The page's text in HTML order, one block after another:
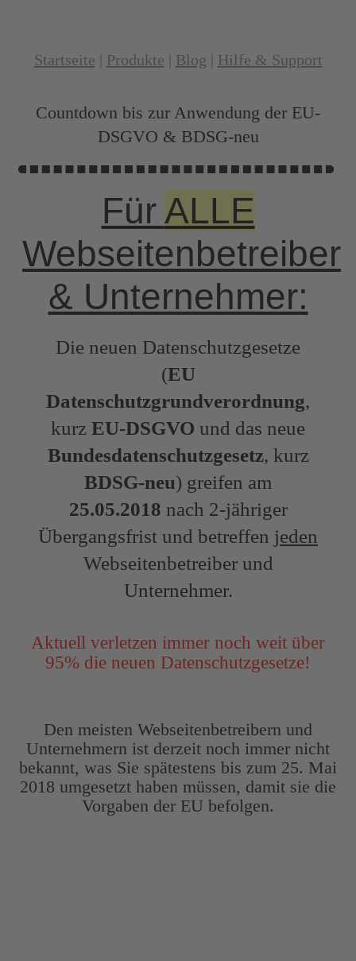
Startseite Produkte Blog Hilfe & Support
Countdown bis zur Anwendung der EU-
DSGVO & BDSG-neu
Für ALLE
Webseitenbetreiber
& Unternehmer:
Die neuen Datenschutzgesetze
(EU
Datenschutzgrundverordnung,
kurz EU-DSGVO und das neue
Bundesdatenschutzgesetz, kurz
BDSG-neu) greifen am
25.05.2018 nach 2-jähriger
Übergangsfrist und betreffen jeden
Webseitenbetreiber und
Unternehmer.
Aktuell verletzen immer noch weit über
95% die neuen Datenschutzgesetze!
Den meisten Webseitenbetreibern und
Unternehmern ist derzeit noch immer nicht
bekannt, was Sie spätestens bis zum 25. Mai
2018 umgesetzt haben müssen, damit sie die
Vorgaben der EU befolgen.